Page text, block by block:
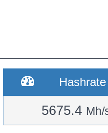
Hashrate
5675.4 Mh/